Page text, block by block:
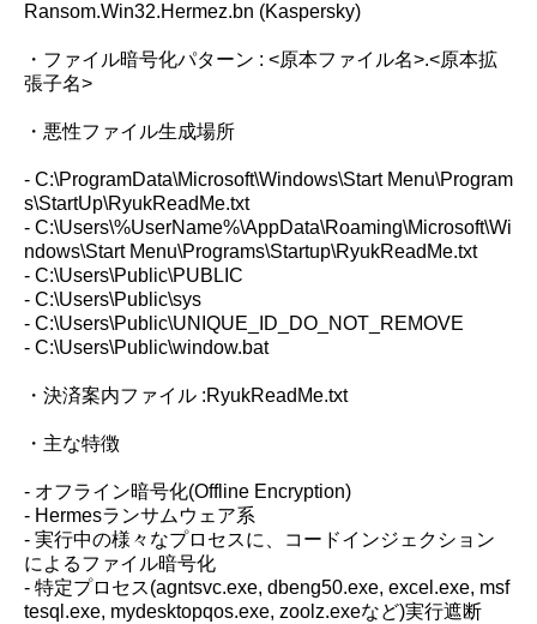
Ransom.Win32.Hermez.bn (Kaspersky)
・ファイル暗号化パターン : <原本ファイル名>.<原本拡
張子名>
・悪性ファイル生成場所
- C:\ProgramData\Microsoft\Windows\Start Menu\Program
s\StartUp\RyukReadMe.txt
- C:\Users\%UserName%\AppData\Roaming\Microsoft\Wi
ndows\Start Menu\Programs\Startup\RyukReadMe.txt
- C:\Users\Public\PUBLIC
- C:\Users\Public\sys
- C:\Users\Public\UNIQUE_ID_DO_NOT_REMOVE
- C:\Users\Public\window.bat
・決済案内ファイル :RyukReadMe.txt
・主な特徴
- オフライン暗号化(Offline Encryption)
- Hermesランサムウェア系
- 実行中の様々なプロセスに、コードインジェクション
によるファイル暗号化
- 特定プロセス(agntsvc.exe, dbeng50.exe, excel.exe, msf
tesql.exe, mydesktopqos.exe, zoolz.exeなど)実行遮断